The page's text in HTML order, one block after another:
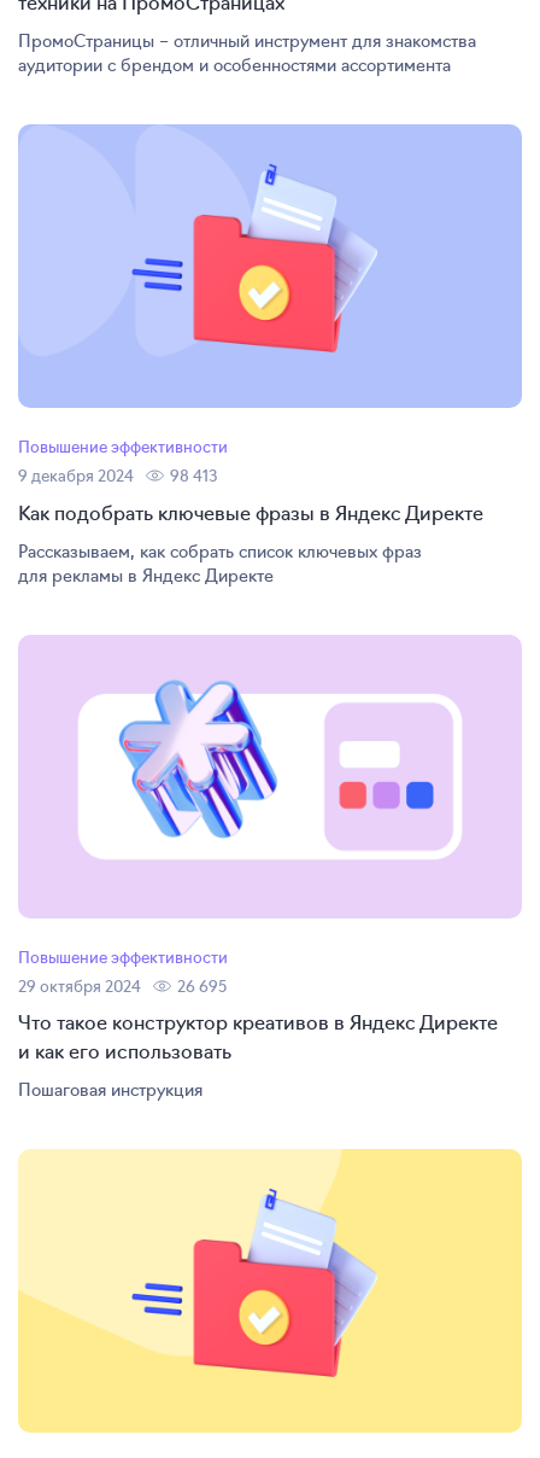
ПромоСтраницы – отличный инструмент для знакомства
аудитории с брендом и особенностями ассортимента
Повышение эффективности
9 декабря 2024
98 413
Как подобрать ключевые фразы в Яндекс Директе
Рассказываем, как собрать список ключевых фраз
для рекламы в Яндекс Директе
Повышение эффективности
29 октября 2024
26 695
Что такое конструктор креативов в Яндекс Директе
и как его использовать
Пошаговая инструкция